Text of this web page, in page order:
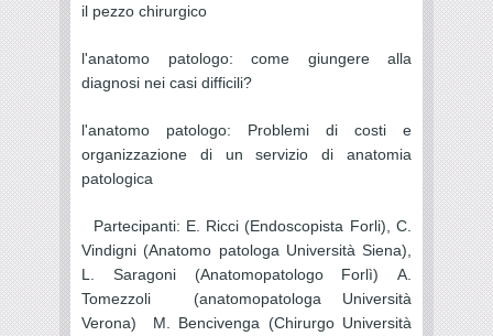
il pezzo chirurgico
l'anatomo patologo: come giungere alla
diagnosi nei casi difficili?
l'anatomo patologo: Problemi di costi e
organizzazione di un servizio di anatomia
patologica
Partecipanti: E. Ricci (Endoscopista Forli), C.
Vindigni (Anatomo patologa Università Siena),
L. Saragoni (Anatomopatologo Forlì) A.
Tomezzoli (anatomopatologa Università
Verona) M. Bencivenga (Chirurgo Università